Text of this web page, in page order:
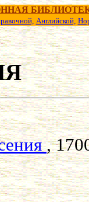
Английской,
,